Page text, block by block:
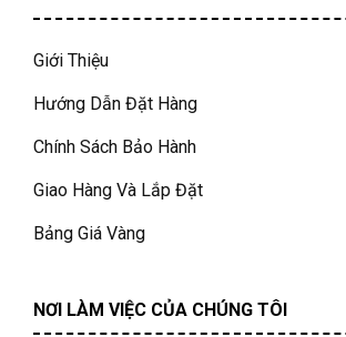
Giới Thiệu
Hướng Dẫn Đặt Hàng
Chính Sách Bảo Hành
Giao Hàng Và Lắp Đặt
Bảng Giá Vàng
NƠI LÀM VIỆC CỦA CHÚNG TÔI